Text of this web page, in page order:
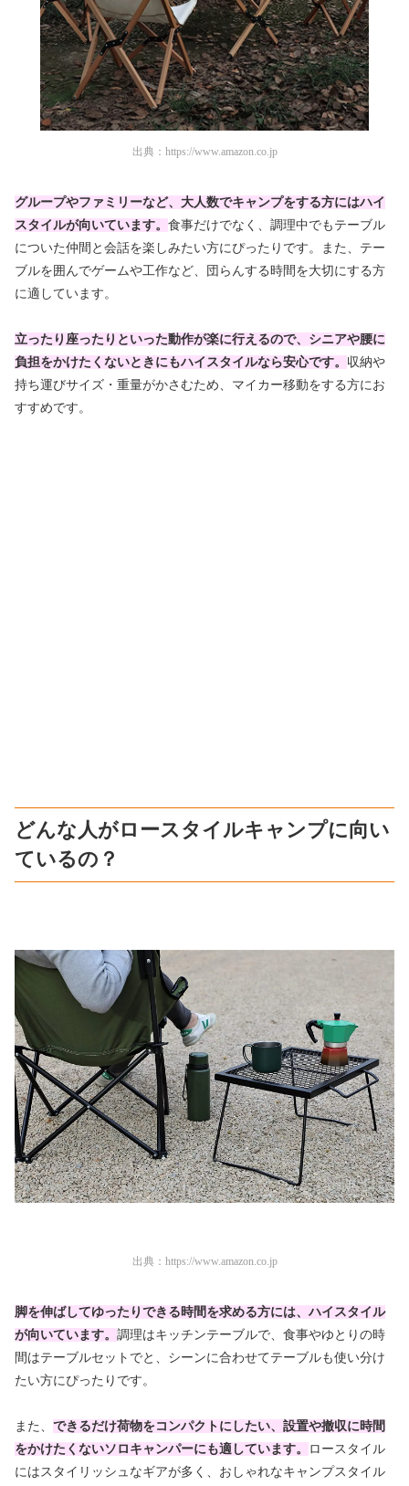
出典： https://www.amazon.co.jp
グループやファミリーなど、大人数でキャンプをする方にはハイ
スタイルが向いています。 食事だけでなく、調理中でもテーブル
についた仲間と会話を楽しみたい方にぴったりです。また、テー
ブルを囲んでゲームや工作など、団らんする時間を大切にする方
に適しています。
立ったり座ったりといった動作が楽に行えるので、シニアや腰に
負担をかけたくないときにもハイスタイルなら安心です。 収納や
持ち運びサイズ・重量がかさむため、マイカー移動をする方にお
すすめです。
どんな人がロースタイルキャンプに向い
ているの？
出典： https://www.amazon.co.jp
脚を伸ばしてゆったりできる時間を求める方には、ハイスタイル
が向いています。 調理はキッチンテーブルで、食事やゆとりの時
間はテーブルセットでと、シーンに合わせてテーブルも使い分け
たい方にぴったりです。
また、 できるだけ荷物をコンパクトにしたい、設置や撤収に時間
をかけたくないソロキャンパーにも適しています。
ロースタイル
にはスタイリッシュなギアが多く、おしゃれなキャンプスタイル